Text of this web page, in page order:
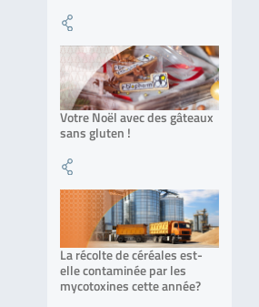
Votre Noël avec des gâteaux
sans gluten !
La récolte de céréales est-
elle contaminée par les
mycotoxines cette année?